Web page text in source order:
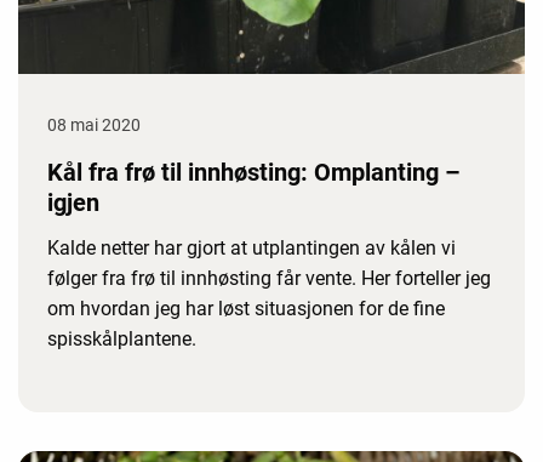
08 mai 2020
Kål fra frø til innhøsting: Omplanting –
igjen
Kalde netter har gjort at utplantingen av kålen vi
følger fra frø til innhøsting får vente. Her forteller jeg
om hvordan jeg har løst situasjonen for de fine
spisskålplantene.